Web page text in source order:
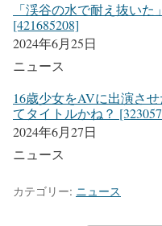
「渓谷の水で耐え抜い
[421685208]
2024年6月25日
ニュース
16歳少女をAVに出演さ
てタイトルかね？
2024年6月27日
ニュース
カテゴリー: ニュース